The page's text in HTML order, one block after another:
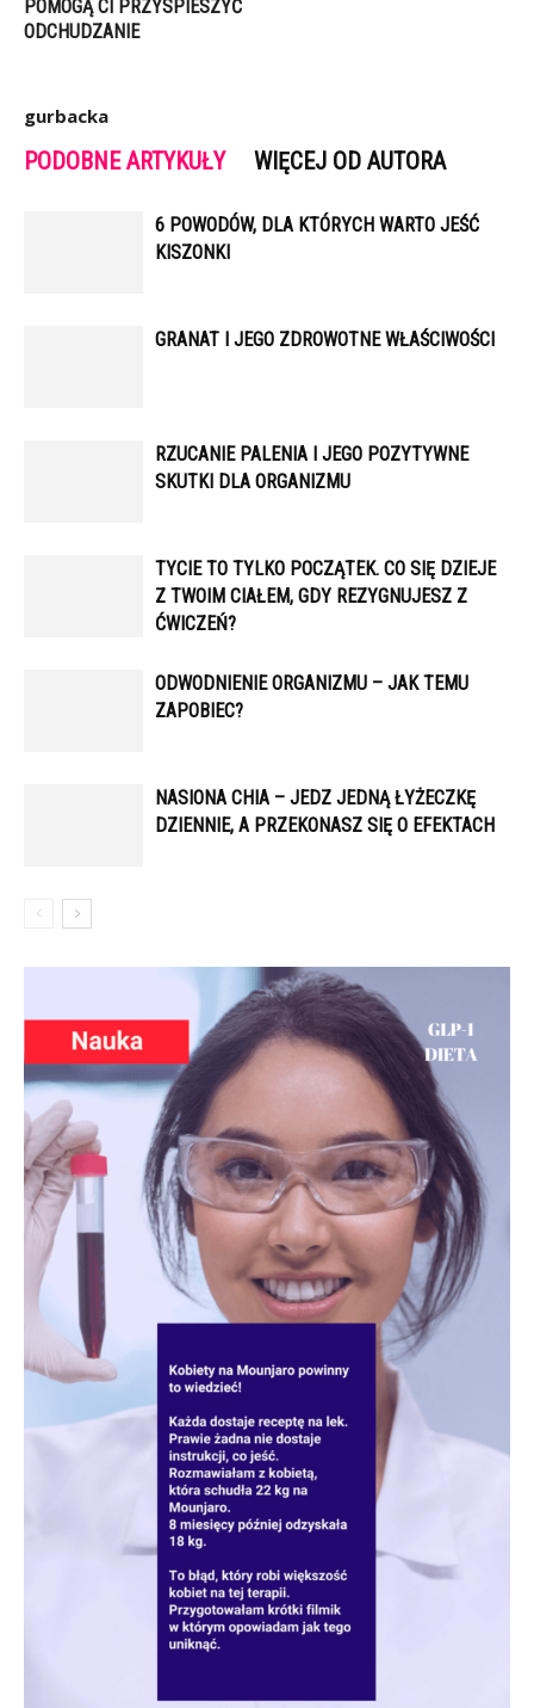
POMOGĄ CI PRZYSPIESZYĆ
ODCHUDZANIE
gurbacka
PODOBNE ARTYKUŁY WIĘCEJ OD AUTORA
6 POWODÓW, DLA KTÓRYCH WARTO JEŚĆ
KISZONKI
GRANAT I JEGO ZDROWOTNE WŁAŚCIWOŚCI
RZUCANIE PALENIA I JEGO POZYTYWNE
SKUTKI DLA ORGANIZMU
TYCIE TO TYLKO POCZĄTEK. CO SIĘ DZIEJE
Z TWOIM CIAŁEM, GDY REZYGNUJESZ Z
ĆWICZEŃ?
ODWODNIENIE ORGANIZMU – JAK TEMU
ZAPOBIEC?
NASIONA CHIA – JEDZ JEDNĄ ŁYŻECZKĘ
DZIENNIE, A PRZEKONASZ SIĘ O EFEKTACH